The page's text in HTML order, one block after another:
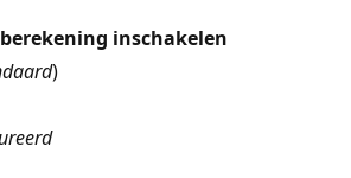
inschakelen
)